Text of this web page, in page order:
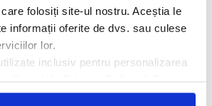
folosiți site-ul nostru. Aceștia le
informații oferite de dvs. sau culese
lor.
inclusiv pentru personalizarea